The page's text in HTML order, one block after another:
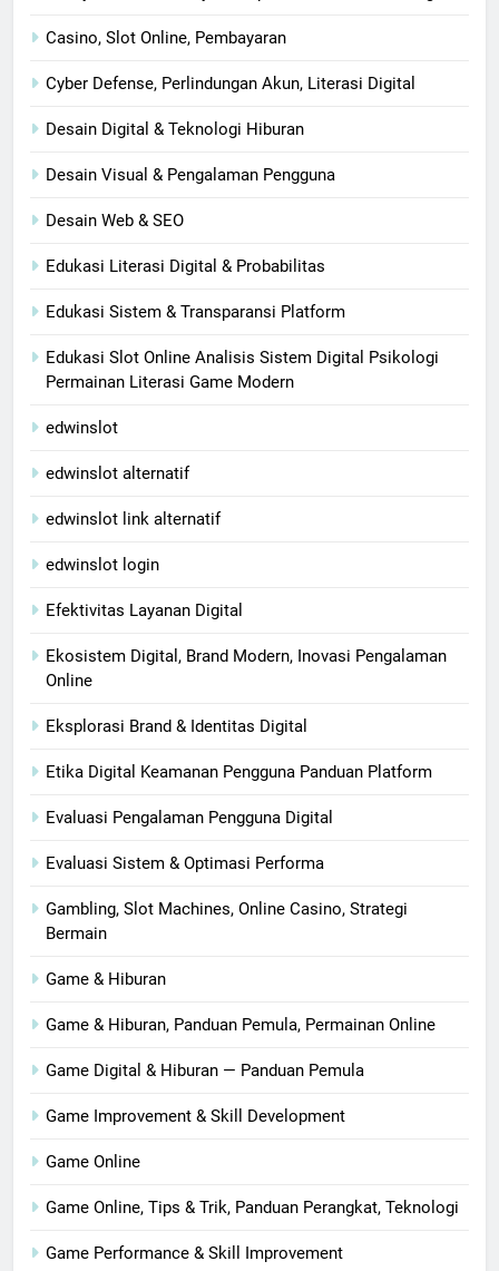
Casino, Slot Online, Pembayaran
Cyber Defense, Perlindungan Akun, Literasi Digital
Desain Digital & Teknologi Hiburan
Desain Visual & Pengalaman Pengguna
Desain Web & SEO
Edukasi Literasi Digital & Probabilitas
Edukasi Sistem & Transparansi Platform
Edukasi Slot Online Analisis Sistem Digital Psikologi
Permainan Literasi Game Modern
edwinslot
edwinslot alternatif
edwinslot link alternatif
edwinslot login
Efektivitas Layanan Digital
Ekosistem Digital, Brand Modern, Inovasi Pengalaman
Online
Eksplorasi Brand & Identitas Digital
Etika Digital Keamanan Pengguna Panduan Platform
Evaluasi Pengalaman Pengguna Digital
Evaluasi Sistem & Optimasi Performa
Gambling, Slot Machines, Online Casino, Strategi
Bermain
Game & Hiburan
Game & Hiburan, Panduan Pemula, Permainan Online
Game Digital & Hiburan — Panduan Pemula
Game Improvement & Skill Development
Game Online
Game Online, Tips & Trik, Panduan Perangkat, Teknologi
Game Performance & Skill Improvement